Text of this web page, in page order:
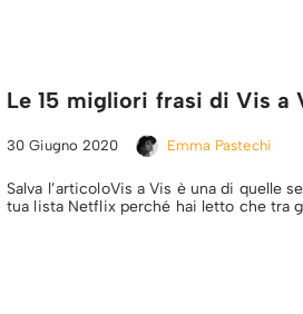
Le 15 migliori frasi di Vis a
30 Giugno 2020 Emma Pastechi
Salva l’articoloVis a Vis è una di quelle
tua lista Netflix perché hai letto che tra